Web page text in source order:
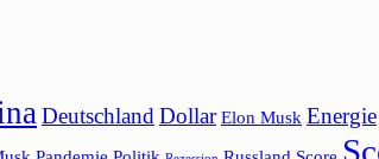
Deutschland Dollar Elon Musk Energie